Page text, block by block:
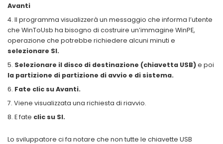
Avanti
Il programma visualizzerà un messaggio che informa l’utente
che WinToUsb ha bisogno di costruire un’immagine WinPE,
operazione che potrebbe richiedere alcuni minuti e
selezionare SI.
Selezionare il disco di destinazione (chiavetta USB)e poi
la partizione di partizione di avvio e di sistema.
Fate clic su Avanti.
Viene visualizzata una richiesta di riavvio.
E fate clic su SI.
Lo sviluppatore ci fa notare che non tutte le chiavette USB